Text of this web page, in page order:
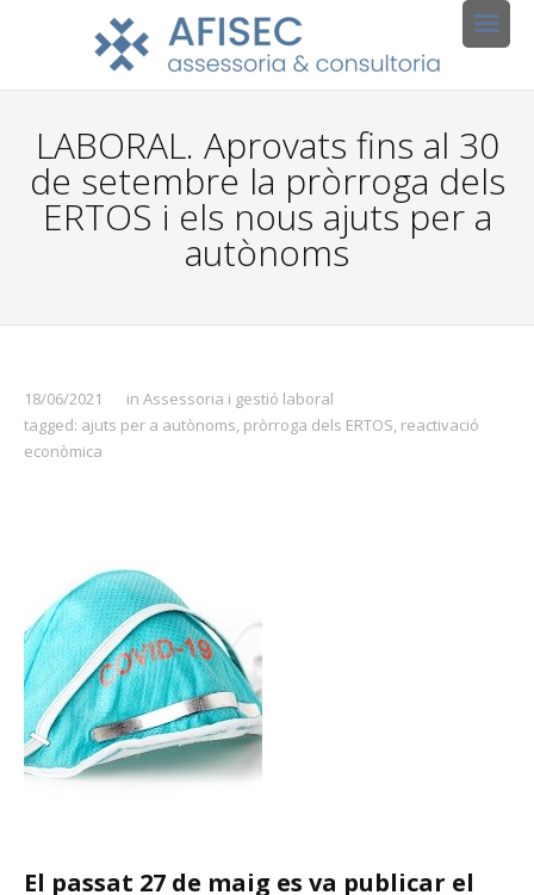
LABORAL. Aprovats fins al 30
de setembre la pròrroga dels
ERTOS i els nous ajuts per a
autònoms
18/06/2021 in Assessoria i gestió laboral
tagged: ajuts per a autònoms, pròrroga dels ERTOS, reactivació
econòmica
El passat 27 de maig es va publicar el